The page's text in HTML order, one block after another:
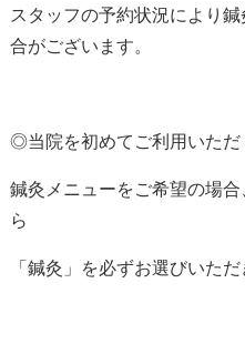
スタッフの予約状況により
合がございます。
◎当院を初めてご利用いただ
鍼灸メニューをご希望の場
ら
「鍼灸」を必ずお選びいた